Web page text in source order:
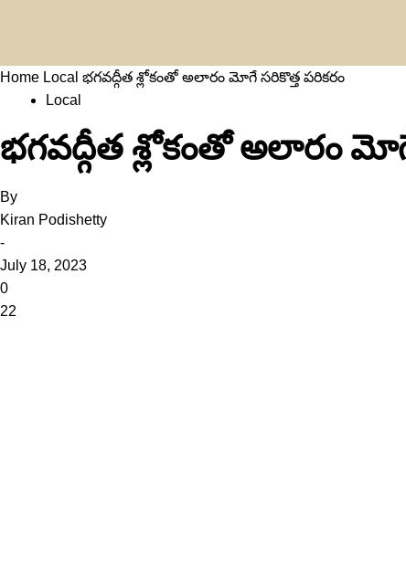
Home Local భగవద్గీత శ్లోకంతో అలారం మోగే సరికొత్త పరికరం
Local
భగవద్గీత శ్లోకంతో అలారం
By
Kiran Podishetty
-
July 18, 2023
0
22